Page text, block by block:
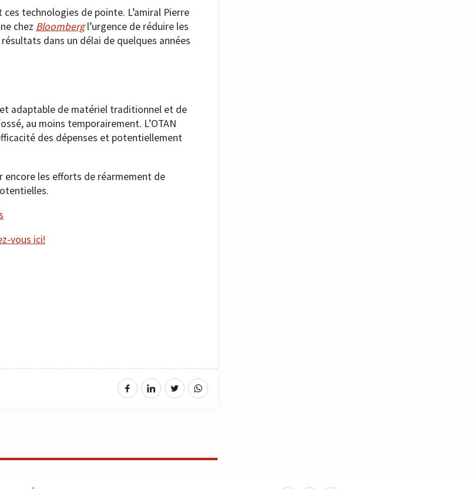
ces technologies de pointe. L’amiral Pierre
chez Bloombergl’urgence de réduire les
dans un délai de quelques années
adaptable de matériel traditionnel et de
au moins temporairement. L’OTAN
des dépenses et potentiellement
encore les efforts de réarmement de
vous ici!